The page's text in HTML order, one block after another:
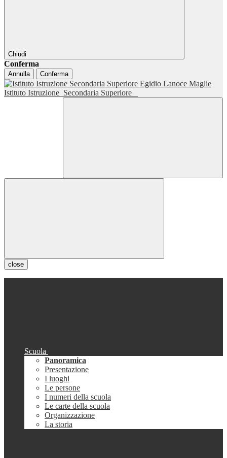
Chiudi
Conferma
Annulla Conferma
Istituto Istruzione Secondaria Superiore
close
Scuola
Panoramica
Presentazione
I luoghi
Le persone
I numeri della scuola
Le carte della scuola
Organizzazione
La storia